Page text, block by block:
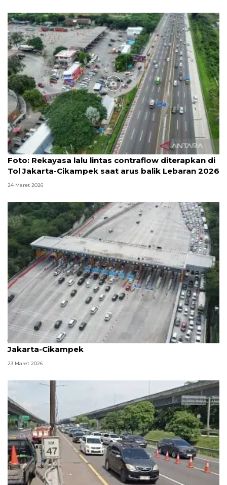
Foto
Foto: Rekayasa lalu lintas contraflow diterapkan di
Tol Jakarta-Cikampek saat arus balik Lebaran 2026
24 Maret 2026
Jasamarga perkuat layanan arus balik di ruas Tol
Jakarta-Cikampek
23 Maret 2026